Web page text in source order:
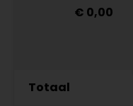
€ 0,00
Totaal